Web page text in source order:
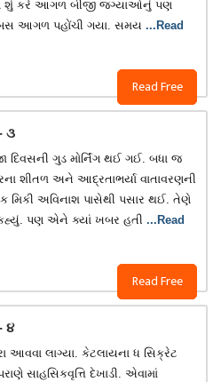
Read Free
શું કરે આગળ બીજી જગ્યાઓનું પણ
આગળ પહોંચી ગયા. સમય ...Read
૩
Read Free
દિવસની ગુડ મોર્નિંગ થઈ ગઈ. બધા જ
શીતળ અને આદ્રતાભર્યા વાતાવરણની
મિકી અવિનાશ પાસેથી પસાર થઈ. તેણે
કહ્યું. પણ એને ક્યાં ખબર હતી ...Read
૪
આવવા લાગ્યા. કેટલાયના ધ સિક્રેટ
સાહસિકવૃત્તિ દેખાડી. એવામાં